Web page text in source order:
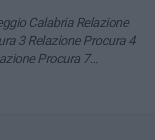
Calabria Relazione
3 Relazione Procura 4
Procura 7…